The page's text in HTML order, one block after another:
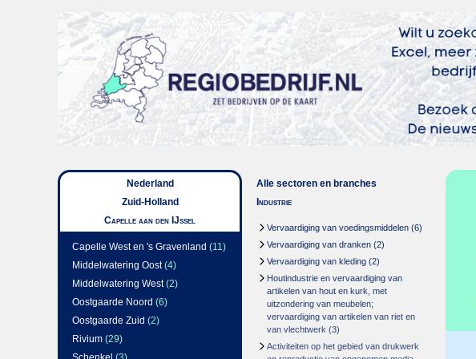
Nederland
Zuid-Holland
Capelle aan den IJssel
Capelle West en 's Gravenland (11)
Middelwatering Oost(4)
Middelwatering West(2)
Oostgaarde Noord (6)
Oostgaarde Zuid (2)
Rivium (29)
Alle sectoren en branches
Industrie
Vervaardiging van voedingsmiddelen (6)
Vervaardiging van dranken (2)
Vervaardiging van kleding (2)
Houtindustrie en vervaardiging van
artikelen van hout en kurk, met
uitzondering van meubelen;
vervaardiging van artikelen van riet en
van vlechtwerk (3)
Activiteiten op het gebied van drukwerk